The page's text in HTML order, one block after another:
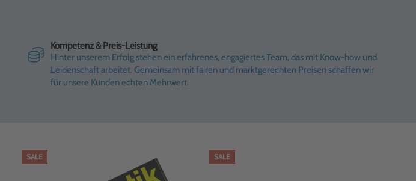
Kompetenz & Preis-Leistung
Hinter unserem Erfolg stehen ein erfahrenes, engagiertes Team, das mit Know-how und
Leidenschaft arbeitet. Gemeinsam mit fairen und marktgerechten Preisen schaffen wir
für unsere Kunden echten Mehrwert.
SALE SALE